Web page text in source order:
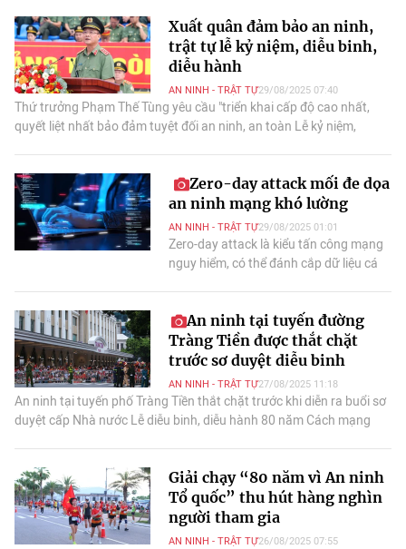
Xuất quân đảm bảo an ninh,
trật tự lễ kỷ niệm, diễu binh,
diễu hành
AN NINH - TRẬT TỰ29/08/2025 07:40
Thứ trưởng Phạm Thế Tùng yêu cầu "triển khai cấp độ cao nhất,
quyết liệt nhất bảo đảm tuyệt đối an ninh, an toàn Lễ kỷ niệm,
Zero-day attack mối đe dọa
an ninh mạng khó lường
AN NINH - TRẬT TỰ29/08/2025 01:01
Zero-day attack là kiểu tấn công mạng
nguy hiểm, có thể đánh cắp dữ liệu cá
An ninh tại tuyến đường
Tràng Tiền được thắt chặt
trước sơ duyệt diễu binh
AN NINH - TRẬT TỰ27/08/2025 11:18
An ninh tại tuyến phố Tràng Tiền thắt chặt trước khi diễn ra buổi sơ
duyệt cấp Nhà nước Lễ diễu binh, diễu hành 80 năm Cách mạng
Giải chạy “80 năm vì An ninh
Tổ quốc” thu hút hàng nghìn
người tham gia
AN NINH - TRẬT TỰ26/08/2025 07:55